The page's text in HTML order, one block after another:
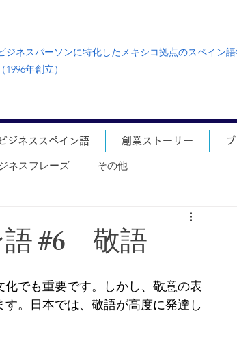
ジネスパーソンに特化したメキシコ拠点のスペイン
（1996年創立）
ジネススペイン語 創業ストーリー
ネスフレーズ その他
語 #6 敬語
でも重要です。しかし、敬意の表
。日本では、敬語が高度に発達し